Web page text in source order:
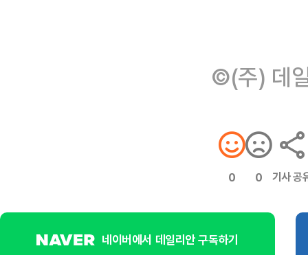
©(주) 데
0 0 기사 공
네이버에서 데일리안 구독하기